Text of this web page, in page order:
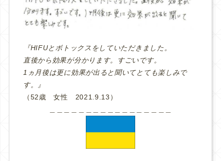
『HIFUとボトックスをしていただきました。
直後から効果が分かります。すごいです。
1ヵ月後は更に効果が出ると聞いてとても楽しみで
す。』
（52歳 女性 2021.9.13）